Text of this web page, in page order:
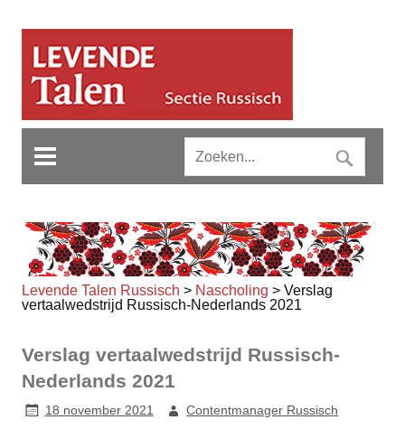
Levende Talen Russisch > Nascholing > Verslag
vertaalwedstrijd Russisch-Nederlands 2021
Verslag vertaalwedstrijd Russisch-
Nederlands 2021
18 november 2021 Contentmanager Russisch